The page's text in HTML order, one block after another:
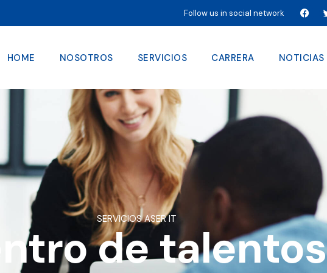
Follow us in social network
HOME NOSOTROS SERVICIOS CARRERA NOTICIAS
HOME NOSOTROS
SERVICIOS ASER IT
de talentos